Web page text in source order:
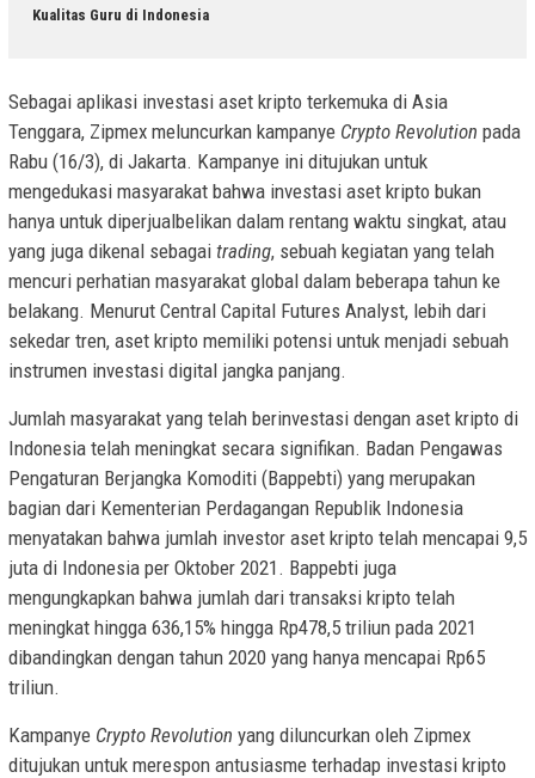
Kualitas Guru di Indonesia
Sebagai aplikasi investasi aset kripto terkemuka di Asia
Tenggara, Zipmex meluncurkan kampanye Crypto Revolution pada
Rabu (16/3), di Jakarta. Kampanye ini ditujukan untuk
mengedukasi masyarakat bahwa investasi aset kripto bukan
hanya untuk diperjualbelikan dalam rentang waktu singkat, atau
yang juga dikenal sebagai trading, sebuah kegiatan yang telah
mencuri perhatian masyarakat global dalam beberapa tahun ke
belakang. Menurut Central Capital Futures Analyst, lebih dari
sekedar tren, aset kripto memiliki potensi untuk menjadi sebuah
instrumen investasi digital jangka panjang.
Jumlah masyarakat yang telah berinvestasi dengan aset kripto di
Indonesia telah meningkat secara signifikan. Badan Pengawas
Pengaturan Berjangka Komoditi (Bappebti) yang merupakan
bagian dari Kementerian Perdagangan Republik Indonesia
menyatakan bahwa jumlah investor aset kripto telah mencapai 9,5
juta di Indonesia per Oktober 2021. Bappebti juga
mengungkapkan bahwa jumlah dari transaksi kripto telah
meningkat hingga 636,15% hingga Rp478,5 triliun pada 2021
dibandingkan dengan tahun 2020 yang hanya mencapai Rp65
triliun.
Kampanye Crypto Revolution yang diluncurkan oleh Zipmex
ditujukan untuk merespon antusiasme terhadap investasi kripto